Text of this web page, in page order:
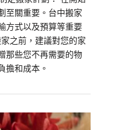
至關重要。台中搬家
方式以及預算等重要
之前，建議對您的家
那些您不再需要的物
擔和成本。